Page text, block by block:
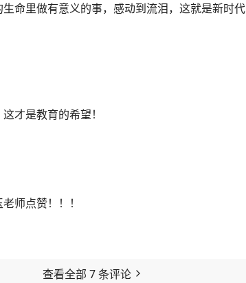
命里做有意义的事，感动到流泪，这就是新时
才是教育的希望！
师点赞！！！
查看全部 7条评论